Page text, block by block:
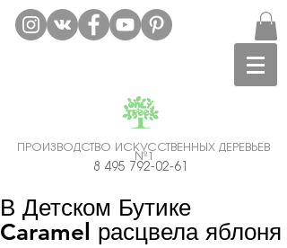
ПРОИЗВОДСТВО ИСКУССТВЕННЫХ ДЕРЕВЬЕВ
№1
Аренда искусственных деревьев Москва.
8 495 792-02-61
В Детском Бутике
Caramel расцвела яблоня